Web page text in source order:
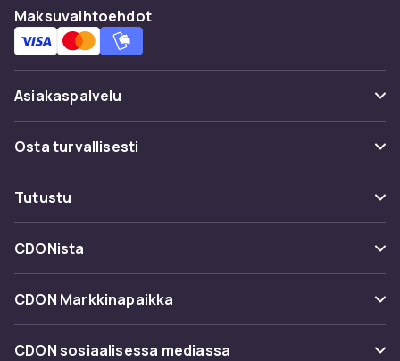
Maksuvaihtoehdot
Asiakaspalvelu
Usein kysyttyä (UKK)
Seuraa pakettia
Ota yhteyttä
Osta turvallisesti
Maksuvaihtoehdot
Toimitus
Takaisinvedot
Tutustu
Kategoriat
Tuotemerkit
CDONista
Tietoa meistä
Asiakasarvionnit
CDON Markkinapaikka
Merchant Help Center
CDON sosiaalisessa mediassa